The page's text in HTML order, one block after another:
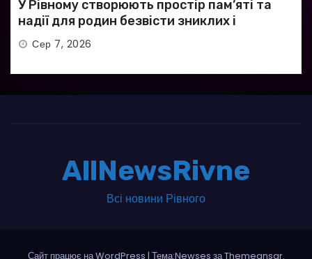
У Рівному створюють простір пам’яті та
надії для родин безвісти зниклих і
полонених військових
Сер 7, 2026
AllNewsRivne
Всі новини Рівного
Сайт працює на WordPress | Тема:Newses заThemeansar.